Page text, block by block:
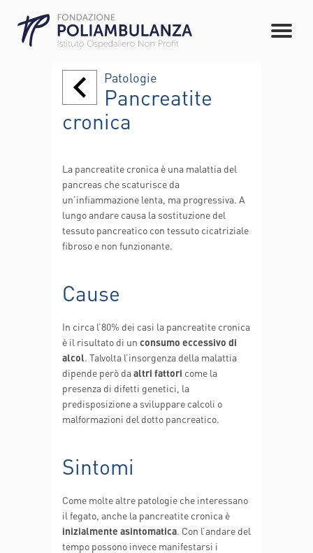
Patologie
Pancreatite
cronica
La pancreatite cronica è una malattia del
pancreas che scaturisce da
un’infiammazione lenta, ma progressiva. A
lungo andare causa la sostituzione del
tessuto pancreatico con tessuto cicatriziale
fibroso e non funzionante.
Cause
In circa l’80% dei casi la pancreatite cronica
è il risultato di un consumo eccessivo di
alcol. Talvolta l’insorgenza della malattia
dipende però daaltri fattori come la
presenza di difetti genetici, la
predisposizione a sviluppare calcoli o
malformazioni del dotto pancreatico.
Sintomi
Come molte altre patologie che interessano
il fegato, anche la pancreatite cronica è
inizialmente asintomatica. Con l’andare del
tempo possono invece manifestarsi i